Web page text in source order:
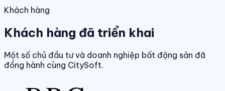
Khách hàng
Khách hàng đã triển khai
Một số chủ đầu tư và doanh nghiệp bất động sản đã
đồng hành cùng CitySoft.